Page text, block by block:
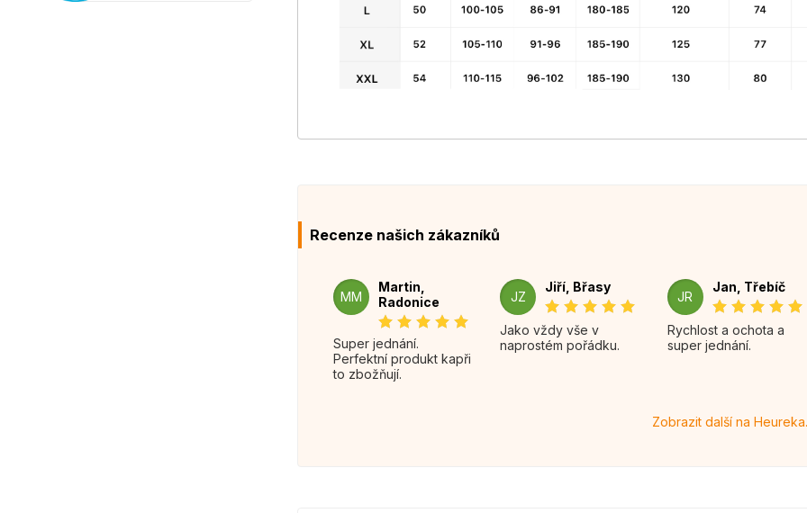
Recenze našich zákazníků
MM
Martin,
Radonice
Super jednání.
Perfektní produkt kapři
to zbožňují.
JZ
Jiří, Břasy
Jako vždy vše v
naprostém pořádku.
JR
Jan, Třebíč
Rychlost a ochota a
super jednání.
Zobrazit další na